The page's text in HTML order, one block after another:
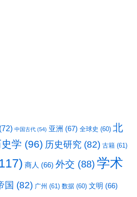
(72) 中国古代 (54) 亚洲 (67) 全球史 (60) 北
学 (96) 历史研究 (82) 古籍 (61)
商人 (66) 外交 (88) 学术
国 (82) 广州 (61) 数据 (60) 文明 (66)